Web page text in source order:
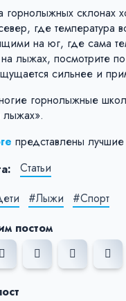
горнолыжных склонах
где температура
на юг, где сама
лыжах, посмотрите
сильнее и
горнолыжные
представлены
Статьи
#Лыжи
#Спорт
постом